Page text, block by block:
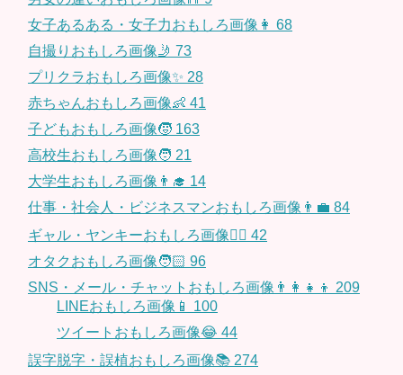
女子あるある・女子力おもしろ画像👩 68
自撮りおもしろ画像🤳 73
プリクラおもしろ画像✨ 28
赤ちゃんおもしろ画像👶 41
子どもおもしろ画像🧒 163
高校生おもしろ画像🧑 21
大学生おもしろ画像👨‍🎓 14
仕事・社会人・ビジネスマンおもしろ画像👨‍💼 84
ギャル・ヤンキーおもしろ画像👱‍♀️ 42
オタクおもしろ画像🧑🏻 96
SNS・メール・チャットおもしろ画像👨‍👩‍👧‍👦 209
LINEおもしろ画像📱 100
ツイートおもしろ画像😂 44
誤字脱字・誤植おもしろ画像📚 274